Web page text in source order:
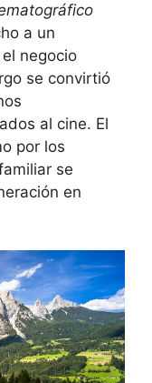
a un
negocio
se convirtió
al cine. El
por los
se
en